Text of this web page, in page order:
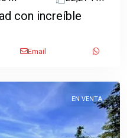
con increíble
Email
EN VENTA